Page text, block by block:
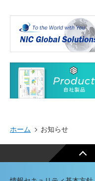
ホーム お知らせ